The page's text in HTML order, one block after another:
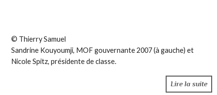
© Thierry Samuel
Sandrine Kouyoumji, MOF gouvernante 2007 (à gauche) et
Nicole Spitz, présidente de classe.
Lire la suite